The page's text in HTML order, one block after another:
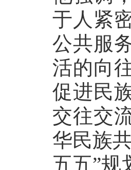
于人紧
公共服
活的向
促进民
交往交
华民族
五五”规